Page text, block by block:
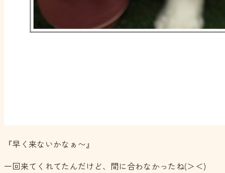
『早く来ないかなぁ〜』
一回来てくれてたんだけど、間に合わなかったね(＞＜)